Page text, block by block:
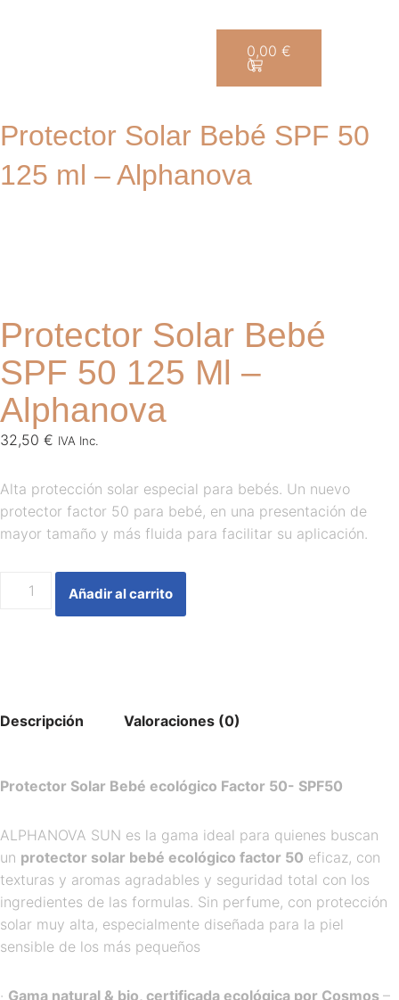
0,00 €
0
Protector Solar Bebé SPF 50
125 ml – Alphanova
Protector Solar Bebé
SPF 50 125 Ml –
Alphanova
32,50 € IVA Inc.
Alta protección solar especial para bebés. Un nuevo
protector factor 50 para bebé, en una presentación de
mayor tamaño y más fluida para facilitar su aplicación.
Añadir al carrito
Descripción Valoraciones (0)
Protector Solar Bebé ecológico Factor 50- SPF50
ALPHANOVA SUN es la gama ideal para quienes buscan
un protector solar bebé ecológico factor 50 eficaz, con
texturas y aromas agradables y seguridad total con los
ingredientes de las formulas. Sin perfume, con protección
solar muy alta, especialmente diseñada para la piel
sensible de los más pequeños
· Gama natural & bio, certificada ecológica por Cosmos –